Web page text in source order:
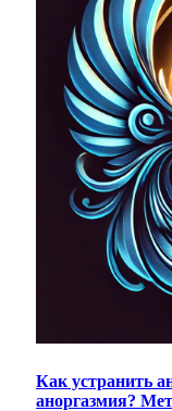
Как устранить
аноргазмия?